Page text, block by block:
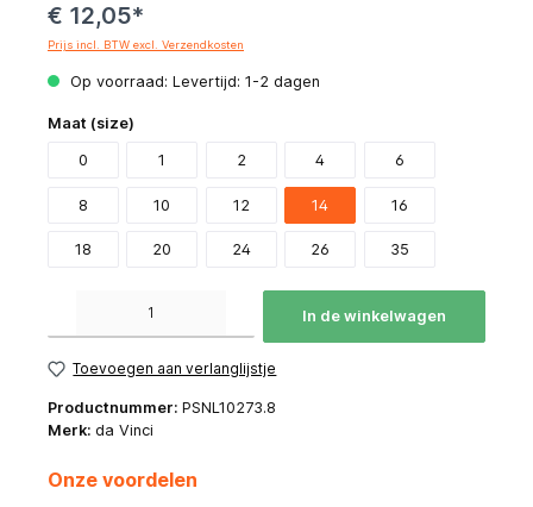
€ 12,05*
Prijs incl. BTW excl. Verzendkosten
Op voorraad: Levertijd: 1-2 dagen
Maat (size)
0 1 2 4 6
8 10 12 14 16
18 20 24 26 35
In de winkelwagen
Toevoegen aan verlanglijstje
Productnummer: PSNL10273.8
Merk: da Vinci
Onze voordelen